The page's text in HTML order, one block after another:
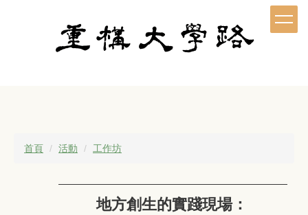
首頁 活動 工作坊
地方創生的實踐現場：